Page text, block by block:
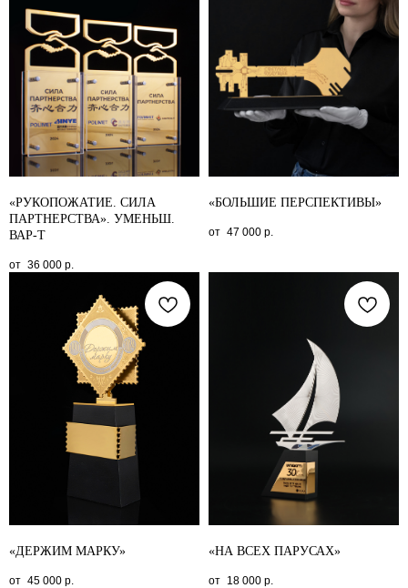
«РУКОПОЖАТИЕ. СИЛА
ПАРТНЕРСТВА». УМЕНЬШ.
ВАР-Т
36 000 р.
«БОЛЬШИЕ ПЕРСПЕКТИВЫ»
47 000 р.
«ДЕРЖИМ МАРКУ»
45 000 р.
«НА ВСЕХ ПАРУСАХ»
18 000 р.